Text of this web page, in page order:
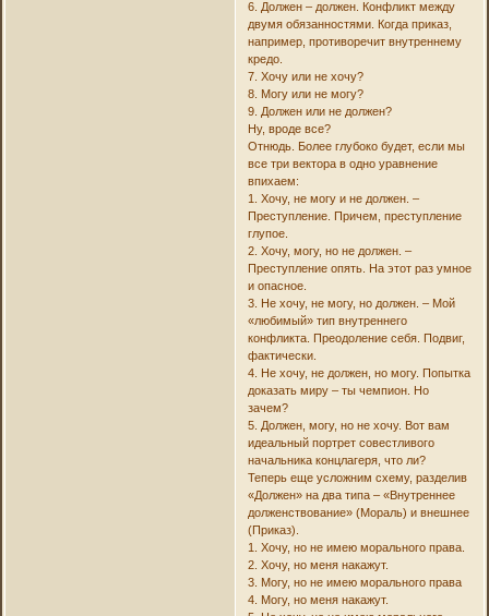
6. Должен – должен. Конфликт между
двумя обязанностями. Когда приказ,
например, противоречит внутреннему
кредо.
7. Хочу или не хочу?
8. Могу или не могу?
9. Должен или не должен?
Ну, вроде все?
Отнюдь. Более глубоко будет, если мы
все три вектора в одно уравнение
впихаем:
1. Хочу, не могу и не должен. –
Преступление. Причем, преступление
глупое.
2. Хочу, могу, но не должен. –
Преступление опять. На этот раз умное
и опасное.
3. Не хочу, не могу, но должен. – Мой
«любимый» тип внутреннего
конфликта. Преодоление себя. Подвиг,
фактически.
4. Не хочу, не должен, но могу. Попытка
доказать миру – ты чемпион. Но
зачем?
5. Должен, могу, но не хочу. Вот вам
идеальный портрет совестливого
начальника концлагеря, что ли?
Теперь еще усложним схему, разделив
«Должен» на два типа – «Внутреннее
долженствование» (Мораль) и внешнее
(Приказ).
1. Хочу, но не имею морального права.
2. Хочу, но меня накажут.
3. Могу, но не имею морального права
4. Могу, но меня накажут.